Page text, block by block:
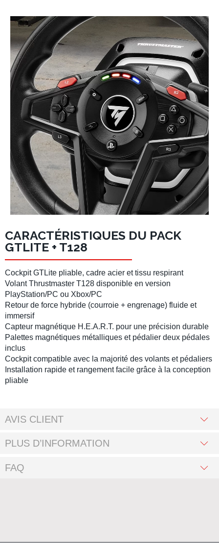
CARACTÉRISTIQUES DU PACK
GTLITE + T128
Cockpit GTLite pliable, cadre acier et tissu respirant
Volant Thrustmaster T128 disponible en version
PlayStation/PC ou Xbox/PC
Retour de force hybride (courroie + engrenage) fluide et
immersif
Capteur magnétique H.E.A.R.T. pour une précision durable
Palettes magnétiques métalliques et pédalier deux pédales
inclus
Cockpit compatible avec la majorité des volants et pédaliers
Installation rapide et rangement facile grâce à la conception
pliable
AVIS CLIENT
PLUS D’INFORMATION
FAQ